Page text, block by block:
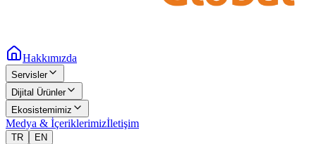
Hakkımızda
Servisler
Dijital Ürünler
Ekosistemimiz
Medya & İçeriklerimizİletişim
TR EN